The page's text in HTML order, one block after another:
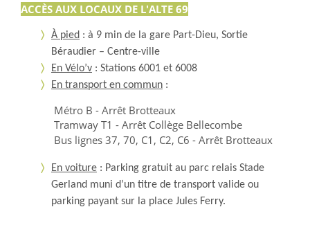
ACCÈS AUX LOCAUX DE L'ALTE 69
À pied : à 9 min de la gare Part-Dieu, Sortie
Béraudier – Centre-ville
En Vélo’v : Stations 6001 et 6008
En transport en commun :
Métro B - Arrêt Brotteaux
Tramway T1 - Arrêt Collège Bellecombe
Bus lignes 37, 70, C1, C2, C6 - Arrêt Brotteaux
En voiture : Parking gratuit au parc relais Stade
Gerland muni d’un titre de transport valide ou
parking payant sur la place Jules Ferry.